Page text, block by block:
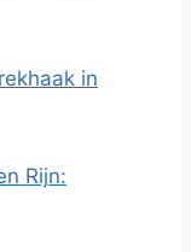
in
Rijn: